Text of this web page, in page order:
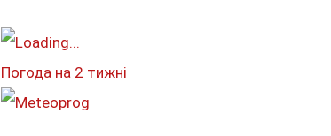
т
:
Погода на 2 тижні